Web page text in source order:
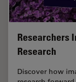
Researchers
Research
Discover how